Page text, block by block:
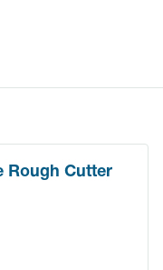
Rough Cutter